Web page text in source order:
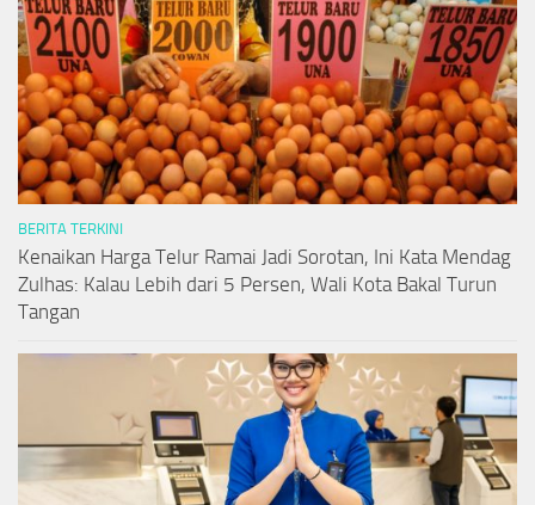
BERITA TERKINI
Kenaikan Harga Telur Ramai Jadi Sorotan, Ini Kata Mendag
Zulhas: Kalau Lebih dari 5 Persen, Wali Kota Bakal Turun
Tangan